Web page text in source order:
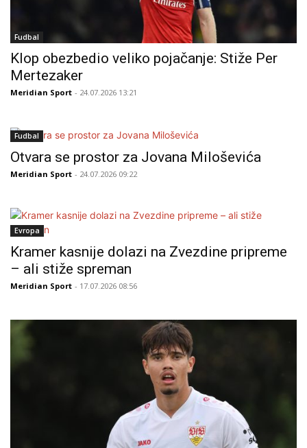
Fudbal
Klop obezbedio veliko pojačanje: Stiže Per
Mertezaker
Meridian Sport - 24.07.2026 13:21
Fudbal
Otvara se prostor za Jovana Miloševića
Meridian Sport - 24.07.2026 09:22
Evropa
Kramer kasnije dolazi na Zvezdine pripreme
– ali stiže spreman
Meridian Sport - 17.07.2026 08:56